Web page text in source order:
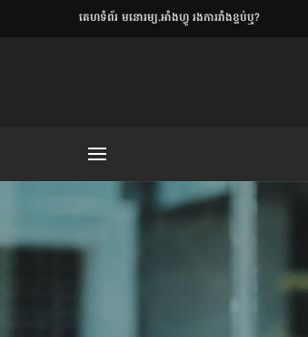
​គេហទំព័រ មនោរម្យ.អាំងហ្វូ រងការរាំងខ្ទប់ឬ?
ត៖ «កាមតណ្ហា​